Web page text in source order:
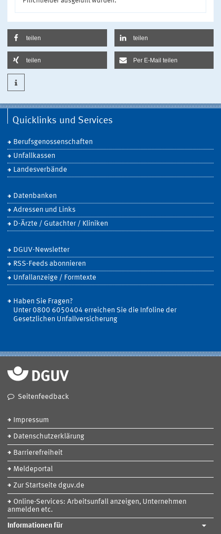
teilen teilen
teilen Per E-Mail teilen
Quicklinks und Services
Berufsgenossenschaften
Unfallkassen
Landesverbände
Datenbanken
Adressen und Links
D-Ärzte / Gutachter / Kliniken
DGUV-Newsletter
RSS-Feeds abonnieren
Unfallanzeige / Formtexte
Haben Sie Fragen?
Unter 0800 6050404 erreichen Sie die Infoline der
Gesetzlichen Unfallversicherung
Seitenfeedback
Impressum
Datenschutzerklärung
Barrierefreiheit
Meldeportal
Zur Startseite dguv.de
Online-Services: Arbeitsunfall anzeigen, Unternehmen
anmelden etc.
Informationen für